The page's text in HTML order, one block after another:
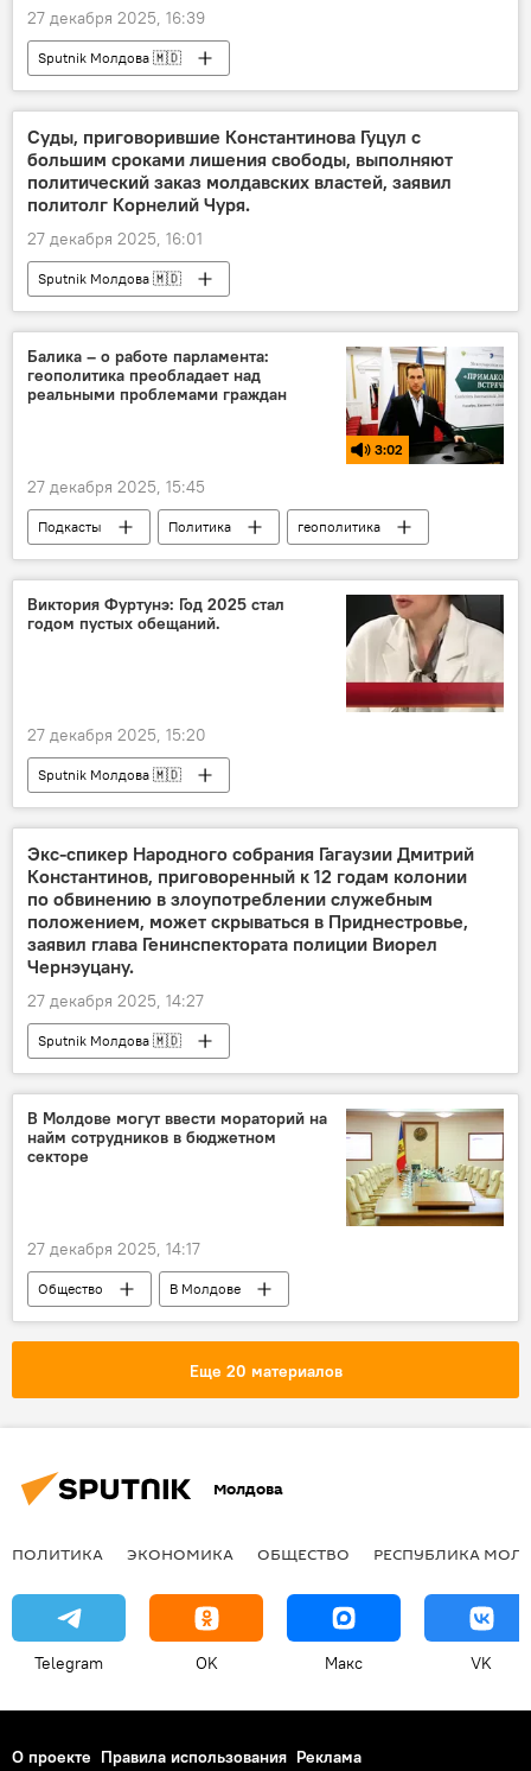
27 декабря 2025, 16:39
Sputnik Молдова 🇲🇩
Суды, приговорившие Константинова Гуцул с
большим сроками лишения свободы, выполняют
политический заказ молдавских властей, заявил
политолг Корнелий Чуря.
27 декабря 2025, 16:01
Sputnik Молдова 🇲🇩
Балика – о работе парламента:
геополитика преобладает над
реальными проблемами граждан
3:02
27 декабря 2025, 15:45
Подкасты Политика
геополитика
Парламент
Виктория Фуртунэ: Год 2025 стал
годом пустых обещаний.
27 декабря 2025, 15:20
Sputnik Молдова 🇲🇩
Экс-спикер Народного собрания Гагаузии Дмитрий
Константинов, приговоренный к 12 годам колонии
по обвинению в злоупотреблении служебным
положением, может скрываться в Приднестровье,
заявил глава Генинспектората полиции Виорел
Чернэуцану.
27 декабря 2025, 14:27
Sputnik Молдова 🇲🇩
В Молдове могут ввести мораторий на
найм сотрудников в бюджетном
секторе
27 декабря 2025, 14:17
Общество
В Молдове
правительство
мораторий
Еще 20 материалов
Молдова
ПОЛИТИКА ЭКОНОМИКА ОБЩЕСТВО РЕСПУБЛИКА
Telegram OK Макс VK
О проекте Правила использования Реклама